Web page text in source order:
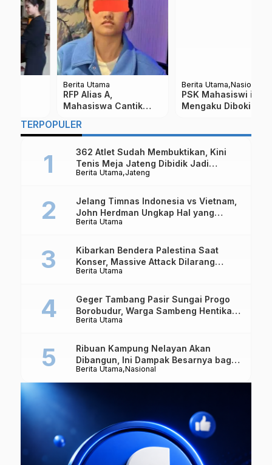
Berita Utama
RFP Alias A,
Mahasiswa Cantik
Tak Sendiri Dalam
Berita Utama Nasional
PSK Mahasiswi ini
Mengaku Diboking
TERPOPULER
Berita Utama Jateng
362 Atlet Sudah Membuktikan, Kini
Tenis Meja Jateng Dibidik Jadi
Kekuatan Nasional
Berita Utama
Jelang Timnas Indonesia vs Vietnam,
John Herdman Ungkap Hal yang
Dipertaruhkan
Berita Utama
Kibarkan Bendera Palestina Saat
Konser, Massive Attack Dilarang
Masuk Singapura Lagi
Berita Utama
Geger Tambang Pasir Sungai Progo
Borobudur, Warga Sambeng Hentikan
Alat Berat dan Usir Truk
Berita Utama Nasional
Ribuan Kampung Nelayan Akan
Dibangun, Ini Dampak Besarnya bagi
Ekonomi Indonesia